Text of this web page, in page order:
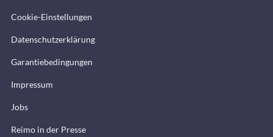
Cookie-Einstellungen
Datenschutzerklärung
Garantiebedingungen
Impressum
Jobs
Reimo in der Presse